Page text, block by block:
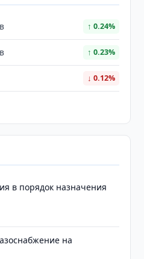
↑ 0.24%
↑ 0.23%
↓ 0.12%
в порядок назначения
на